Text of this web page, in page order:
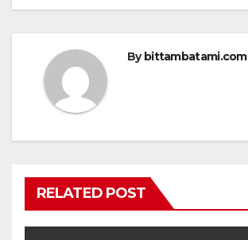
Bybittambatami.com
RELATED POST